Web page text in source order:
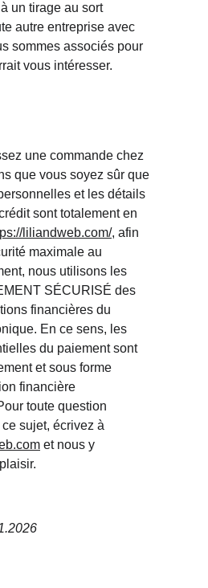
un tirage au sort
autre entreprise avec
sommes associés pour
vous intéresser.
une commande chez
que vous soyez sûr que
et les détails
sont totalement en
liliandweb.com/, afin
maximale au
nous utilisons les
SÉCURISÉ des
financières du
En ce sens, les
du paiement sont
et sous forme
financière
toute question
sujet, écrivez à
et nous y